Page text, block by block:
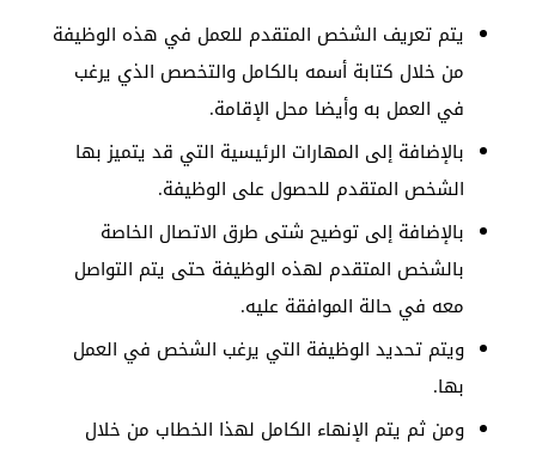
يتم تعريف الشخص المتقدم للعمل في هذه الوظيفة
من خلال كتابة أسمه بالكامل والتخصص الذي يرغب
في العمل به وأيضا محل الإقامة.
بالإضافة إلى المهارات الرئيسية التي قد يتميز بها
الشخص المتقدم للحصول على الوظيفة.
بالإضافة إلى توضيح شتى طرق الاتصال الخاصة
بالشخص المتقدم لهذه الوظيفة حتى يتم التواصل
معه في حالة الموافقة عليه.
ويتم تحديد الوظيفة التي يرغب الشخص في العمل
بها.
ومن ثم يتم الإنهاء الكامل لهذا الخطاب من خلال